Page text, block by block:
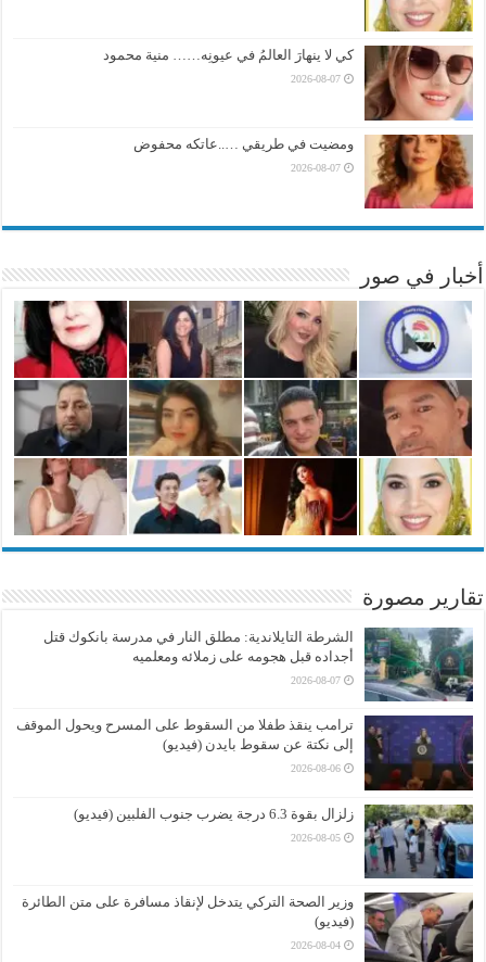
كي لا ينهارَ العالمُ في عيونِه…… منية محمود
2026-08-07
ومضيت في طريقي …..عاتكه محفوض
2026-08-07
أخبار في صور
تقارير مصورة
الشرطة التايلاندية: مطلق النار في مدرسة بانكوك قتل
أجداده قبل هجومه على زملائه ومعلميه
2026-08-07
ترامب ينقذ طفلا من السقوط على المسرح ويحول الموقف
إلى نكتة عن سقوط بايدن (فيديو)
2026-08-06
زلزال بقوة 6.3 درجة يضرب جنوب الفلبين (فيديو)
2026-08-05
وزير الصحة التركي يتدخل لإنقاذ مسافرة على متن الطائرة
(فيديو)
2026-08-04